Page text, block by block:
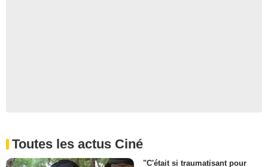
Toutes les actus Ciné
"C'était si traumatisant pour